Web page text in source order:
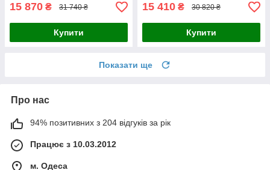
15 870 ₴ 31 740 ₴
Купити
15 410 ₴ 30 820 ₴
Купити
Показати ще
Про нас
94% позитивних з 204 відгуків за рік
Працює з 10.03.2012
м. Одеса